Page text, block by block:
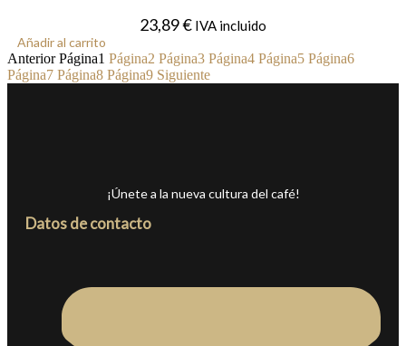
23,89€ IVA incluido
Añadir al carrito
Anterior Página1 Página2 Página3 Página4 Página5 Página6
Página7 Página8 Página9 Siguiente
¡Únete a la nueva cultura del café!
Datos de contacto